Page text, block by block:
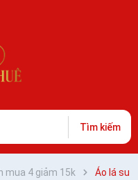
Tìm kiếm
mua 4 giảm 15k
Áo lá su